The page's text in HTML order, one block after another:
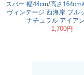
スバー 幅44cm/高さ
ヴィンテージ 西海岸 ブル
ナチュラル アイア
1,700円